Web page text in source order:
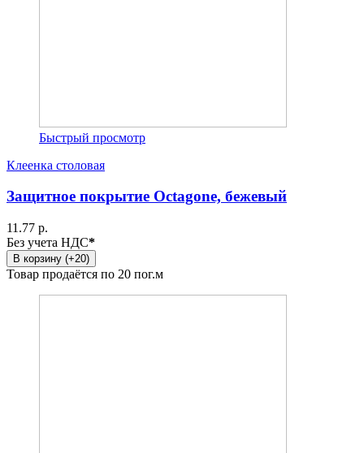
Быстрый просмотр
Клеенка столовая
Защитное покрытие Octagone, бежевый
11.77 р.
Без учета НДС*
В корзину (+20)
Товар продаётся по 20 пог.м